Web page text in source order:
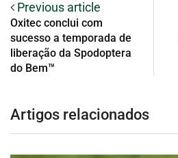
Previous article
Oxitec conclui com
sucesso a temporada de
liberação da Spodoptera
do Bem™
Artigos relacionados